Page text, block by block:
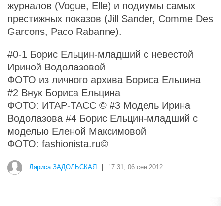
журналов (Vogue, Elle) и подиумы самых
престижных показов (Jill Sander, Comme Des
Garcons, Paco Rabanne).
#0-1 Борис Ельцин-младший с невестой
Ириной Водолазовой
ФОТО из личного архива Бориса Ельцина
#2 Внук Бориса Ельцина
ФОТО: ИТАР-ТАСС © #3 Модель Ирина
Водолазова #4 Борис Ельцин-младший с
моделью Еленой Максимовой
ФОТО: fashionista.ru©
Лариса ЗАДОЛЬСКАЯ 17:31, 06 сен 2012